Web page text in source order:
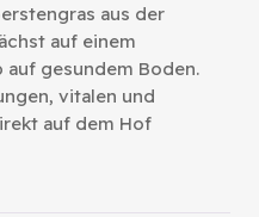
aus der
auf einem
gesundem Boden.
vitalen und
auf dem Hof